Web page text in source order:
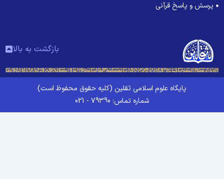
پرسش و پاسخ قرآنی
بازگشت به بالا
پایگاه علوم اسلامی ثقلین (کلیه حقوق محفوظ است)
شماره تماس: 79390 - 021